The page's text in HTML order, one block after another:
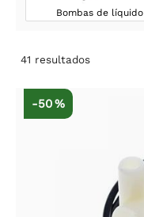
Bombas de líquido
41 resultados
-50 %